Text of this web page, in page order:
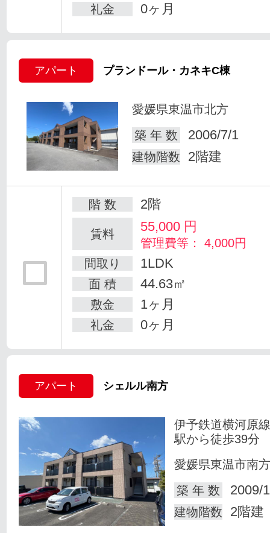
礼金 0ヶ月
アパート プランドール・カネキC棟
愛媛県東温市北方
築 年 数
2006/7/1
建物階数 2階建
階 数 2階
賃料 55,000 円
管理費等： 4,000円
間取り
1LDK
面 積 44.63㎡
敷金 1ヶ月
礼金 0ヶ月
アパート シェルル南方
伊予鉄道横河原
駅から徒歩39分
愛媛県東温市南方
築 年 数
2009/
建物階数 2階建